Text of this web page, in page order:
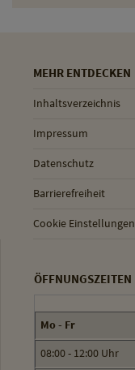
MEHR ENTDECKEN
Inhaltsverzeichnis
Impressum
Datenschutz
Barrierefreiheit
Cookie Einstellungen
ÖFFNUNGSZEITEN
Mo - Fr
08:00 - 12:00 Uhr